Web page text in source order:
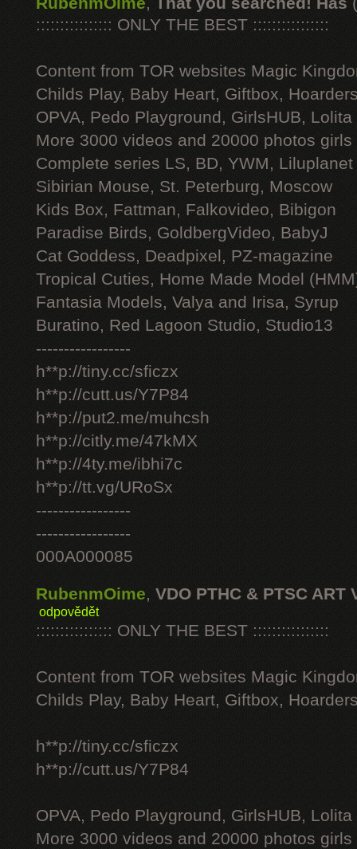
:::::::::::::::: ONLY THE BEST ::::::::::::::::
Content from TOR websites Magic
Childs Play, Baby Heart, Giftbox,
OPVA, Pedo Playground, GirlsHUB, Lolita
More 3000 videos and 20000 photos
Complete series LS, BD, YWM, Liluplanet
Sibirian Mouse, St. Peterburg, Moscow
Kids Box, Fattman, Falkovideo, Bibigon
Paradise Birds, GoldbergVideo, BabyJ
Cat Goddess, Deadpixel, PZ-magazine
Tropical Cuties, Home Made Model
Fantasia Models, Valya and Irisa, Syrup
Buratino, Red Lagoon Studio, Studio13
-----------------
h**p://tiny.cc/sficzx
h**p://cutt.us/Y7P84
h**p://put2.me/muhcsh
h**p://citly.me/47kMX
h**p://4ty.me/ibhi7c
h**p://tt.vg/URoSx
-----------------
-----------------
000A000085
RubenmOime, VDO PTHC & PTSC ART
odpovědět
:::::::::::::::: ONLY THE BEST ::::::::::::::::
Content from TOR websites Magic
Childs Play, Baby Heart, Giftbox,
h**p://tiny.cc/sficzx
h**p://cutt.us/Y7P84
OPVA, Pedo Playground, GirlsHUB, Lolita
More 3000 videos and 20000 photos